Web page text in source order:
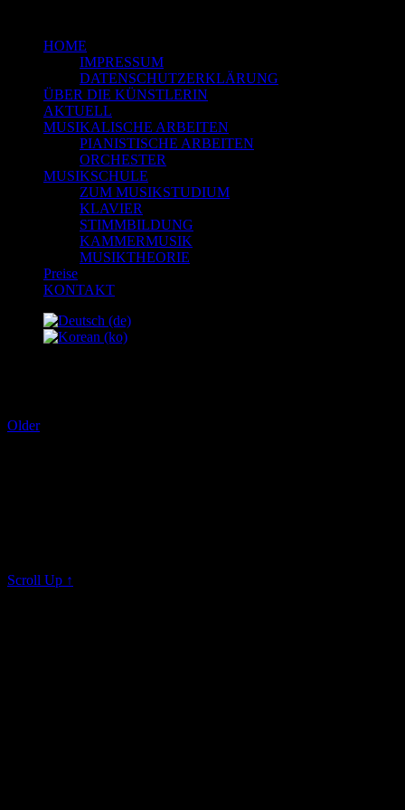
HOME
IMPRESSUM
DATENSCHUTZERKLÄRUNG
ÜBER DIE KÜNSTLERIN
AKTUELL
MUSIKALISCHE ARBEITEN
PIANISTISCHE ARBEITEN
ORCHESTER
MUSIKSCHULE
ZUM MUSIKSTUDIUM
KLAVIER
STIMMBILDUNG
KAMMERMUSIK
MUSIKTHEORIE
Preise
KONTAKT
Older
Scroll Up ↑